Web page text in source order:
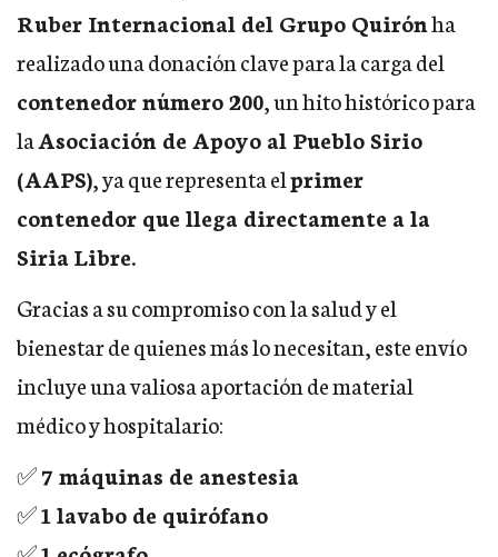
Ruber Internacional del Grupo Quirónha
realizado una donación clave para la carga del
contenedor número 200, un hito histórico para
laAsociación de Apoyo al Pueblo Sirio
(AAPS), ya que representa elprimer
contenedor que llega directamente a la
Siria Libre.
Gracias a su compromiso con la salud y el
bienestar de quienes más lo necesitan, este envío
incluye una valiosa aportación de material
médico y hospitalario:
✅7 máquinas de anestesia
✅1 lavabo de quirófano